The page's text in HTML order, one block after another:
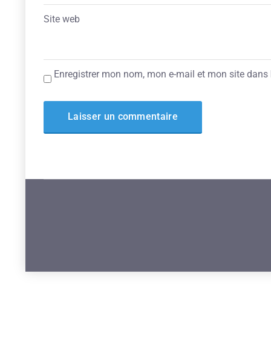
Site web
Enregistrer mon nom, mon e-mail et mon site